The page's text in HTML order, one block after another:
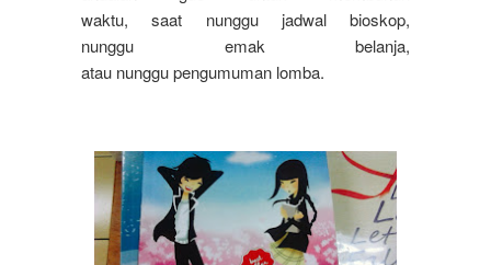
waktu, saat nunggu jadwal bioskop,
nunggu emak belanja,
atau nunggu pengumuman lomba.